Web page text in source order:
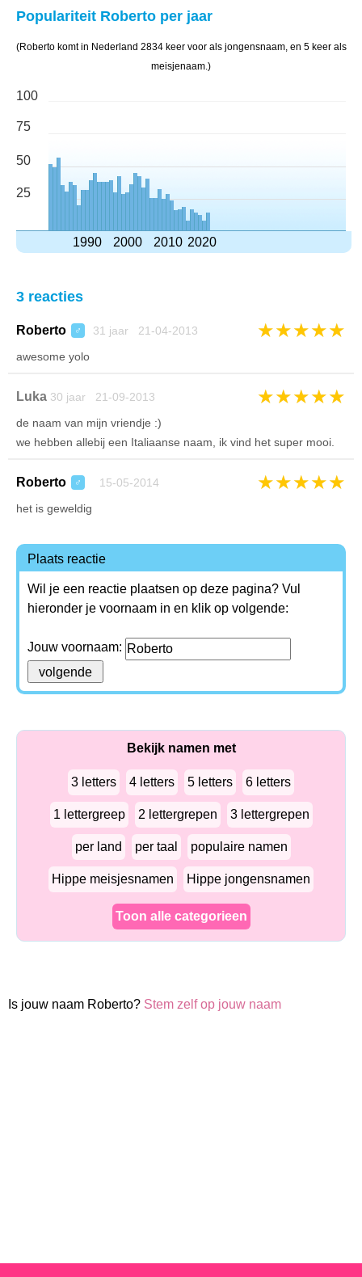
Populariteit Roberto per jaar
(Roberto komt in Nederland 2834 keer voor als jongensnaam, en 5 keer als
meisjenaam.)
100
75
50
25
1990 2000 2010 2020
3 reacties
Roberto ♂ 31 jaar 21-04-2013 ★★★★★
awesome yolo
Luka 30 jaar 21-09-2013 ★★★★★
de naam van mijn vriendje :)
we hebben allebij een Italiaanse naam, ik vind het super mooi.
Roberto ♂ 15-05-2014 ★★★★★
het is geweldig
Plaats reactie
Wil je een reactie plaatsen op deze pagina? Vul
hieronder je voornaam in en klik op volgende:
Jouw voornaam:
Bekijk namen met
3 letters 4 letters 5 letters 6 letters
1 lettergreep 2 lettergrepen 3 lettergrepen
per land per taal populaire namen
Hippe meisjesnamen Hippe jongensnamen
Toon alle categorieen
Is jouw naam Roberto? Stem zelf op jouw naam